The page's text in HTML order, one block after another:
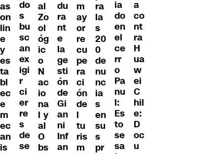
as
on
lin
e
y
es
ta
bl
ec
e
m
ec
an
is
do
s
bu
sc
an
ex
igi
r
ci
er
re
s
de
se
al
Zo
ol
óg
ic
o
N
ac
io
na
l y
al
O
bs
du
ra
nt
e
la
ge
sti
ón
de
Gi
an
ni
Inf
an
m
ay
or
re
cu
pe
ra
ci
ón
de
l
tu
ris
m
ra
la
s
20
0
de
nu
nc
ia
s
en
su
s
pr
ia
do
en
el
ce
rr
o
Pa
nu
l:
Es
to
se
sa
a
co
nt
ra
H
ua
w
ei
C
hil
e:
D
oc
u